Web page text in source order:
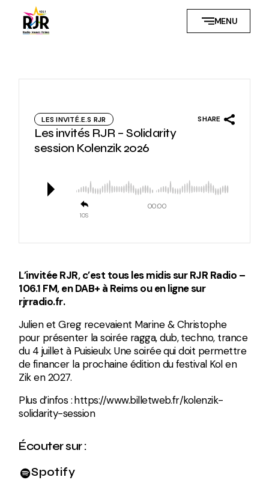
content
MENU
LES INVITÉ.E.S RJR
Les invités RJR – Solidarity
session Kolenzik 2026
SHARE
10
00:00
L’invitée RJR, c’est tous les midis sur RJR Radio –
106.1 FM, en DAB+ à Reims ou en ligne sur
rjrradio.fr.
Julien et Greg recevaient Marine & Christophe
pour présenter la soirée ragga, dub, techno, trance
du 4 juillet à Puisieulx. Une soirée qui doit permettre
de financer la prochaine édition du festival Kol en
Zik en 2027.
Plus d’infos : ⁠⁠⁠https://www.billetweb.fr/kolenzik-
solidarity-session
Écouter sur :
Spotify